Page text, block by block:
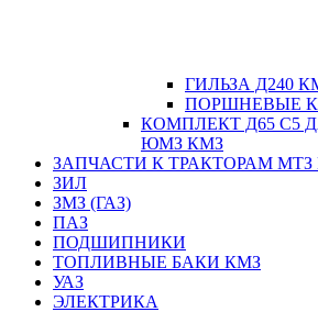
ГИЛЬЗА Д240
ПОРШНЕВЫЕ
КОМПЛЕКТ Д65 С5
ЮМЗ КМЗ
ЗАПЧАСТИ К ТРАКТОРАМ МТЗ
ЗИЛ
ЗМЗ (ГАЗ)
ПАЗ
ПОДШИПНИКИ
ТОПЛИВНЫЕ БАКИ КМЗ
УАЗ
ЭЛЕКТРИКА